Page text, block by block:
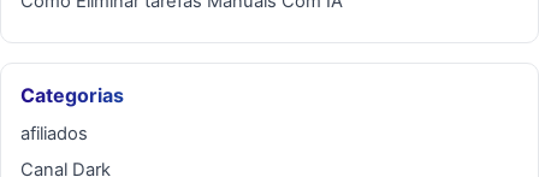
Categorias
afiliados
Canal Dark